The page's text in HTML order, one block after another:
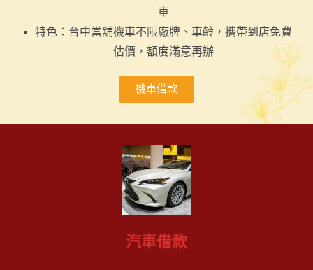
車
特色：台中當舖機車不限廠牌、車齡，攜帶到店免費
估價，額度滿意再辦
機車借款
汽車借款